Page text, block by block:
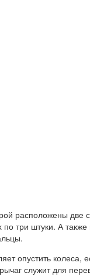
расположены две
три штуки. А
опустить
служит для